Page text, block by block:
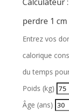
perdre 1
Entrez vos
calorique
du temps
Poids (kg)
Âge (ans)